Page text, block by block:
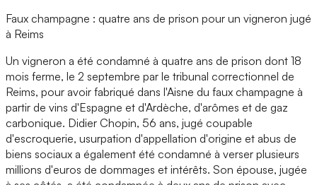
Faux champagne : quatre ans de prison pour un vigneron jugé
à Reims
Un vigneron a été condamné à quatre ans de prison dont 18
mois ferme, le 2 septembre par le tribunal correctionnel de
Reims, pour avoir fabriqué dans l'Aisne du faux champagne à
partir de vins d'Espagne et d'Ardèche, d'arômes et de gaz
carbonique. Didier Chopin, 56 ans, jugé coupable
d'escroquerie, usurpation d'appellation d'origine et abus de
biens sociaux a également été condamné à verser plusieurs
millions d'euros de dommages et intérêts. Son épouse, jugée